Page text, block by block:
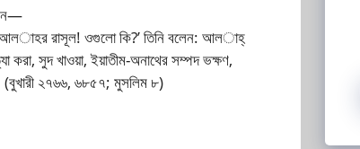
আল­াহর রাসূল! ওগুলো কি?’ তিনি বলেন: আল­াহ্
করা, সুদ খাওয়া, ইয়াতীম-অনাথের সম্পদ ভক্ষণ,
(বুখারী ২৭৬৬, ৬৮৫৭; মুসলিম ৮)